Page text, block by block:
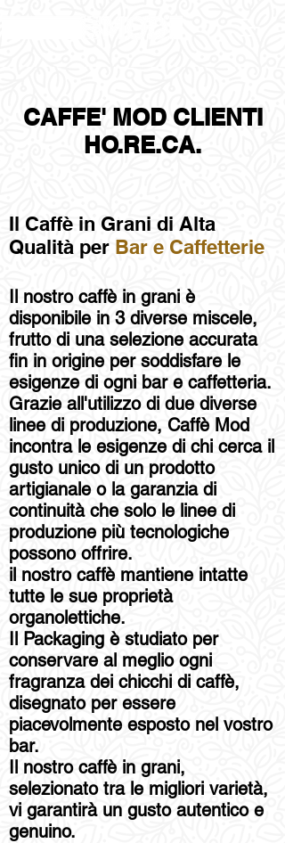
CAFFE' MOD CLIENTI
HO.RE.CA.
Il Caffè in Grani di Alta
Qualità per Bar e Caffetterie
Il nostro caffè in grani è
disponibile in 3 diverse miscele,
frutto di una selezione accurata
fin in origine per soddisfare le
esigenze di ogni bar e caffetteria.
Grazie all'utilizzo di due diverse
linee di produzione, Caffè Mod
incontra le esigenze di chi cerca il
gusto unico di un prodotto
artigianale o la garanzia di
continuità che solo le linee di
produzione più tecnologiche
possono offrire.
il nostro caffè mantiene intatte
tutte le sue proprietà
organolettiche.
Il Packaging è studiato per
conservare al meglio ogni
fragranza dei chicchi di caffè,
disegnato per essere
piacevolmente esposto nel vostro
bar.
Il nostro caffè in grani,
selezionato tra le migliori varietà,
vi garantirà un gusto autentico e
genuino.